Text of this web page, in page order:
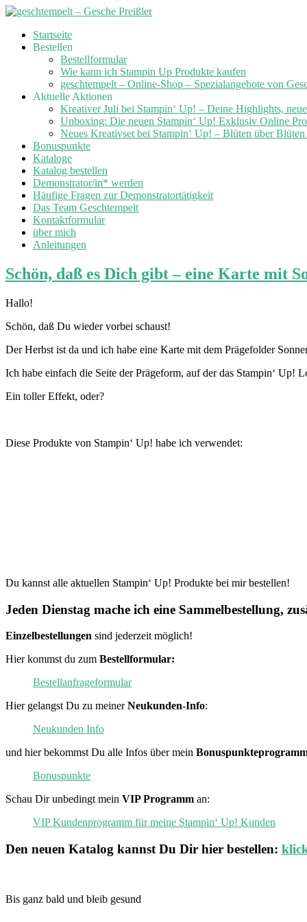
Skip
Startseite
Bestellen
Bestellformular
Wie kann ich Stampin Up Produkte kaufen
geschtempelt – Online-Shop – Spezialangebote von
Aktuelle Aktionen
Kreativer Juli bei Stampin‘ Up! – Deine Highlights,
Unboxing: Die neuen Stampin‘ Up! Exklusiv Online
Neues Kreativset bei Stampin‘ Up! – Blüten über
Bonuspunkte
Kataloge
Katalog bestellen
Demonstrator/in* werden
Häufige Fragen zur Demonstratortätigkeit
Das Team Geschtempelt
Kontaktformular
über mich
Anleitungen
Schön, daß es Dich gibt – eine Karte mit
Hallo!
Schön, daß Du wieder vorbei schaust!
Der Herbst ist da und ich habe eine Karte mit dem Prägefolder
Ich habe einfach die Seite der Prägeform, auf der das Stampin‘ Up!
Ein toller Effekt, oder?
Diese Produkte von Stampin‘ Up! habe ich verwendet:
Du kannst alle aktuellen Stampin‘ Up! Produkte bei mir bestellen!
Jeden Dienstag mache ich eine Sammelbestellung,
Einzelbestellungen sind jederzeit möglich!
Hier kommst du zum Bestellformular:
Bestellanfrageformular
Hier gelangst Du zu meinerNeukunden-Info:
Neukunden Info
und hier bekommst Du alle Infos über mein
Bonuspunkte
Schau Dir unbedingt mein VIP Programm an:
VIP Kundenprogramm für meine Stampin‘ Up! Kunden
Den neuen Katalog kannst Du Dir hier bestellen:
Bis ganz bald und bleib gesund